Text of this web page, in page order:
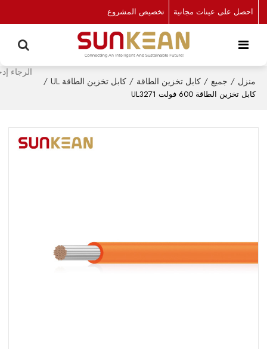
احصل على عينات مجانية تخصيص المشروع
منزل / جميع / كابل تخزين الطاقة / كابل تخزين الطاقة UL
/
كابل تخزين الطاقة 600 فولت UL3271